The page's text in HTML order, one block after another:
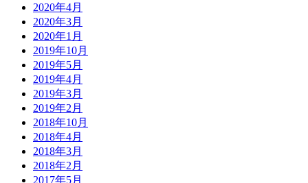
2020年4月
2020年3月
2020年1月
2019年10月
2019年5月
2019年4月
2019年3月
2019年2月
2018年10月
2018年4月
2018年3月
2018年2月
2017年5月